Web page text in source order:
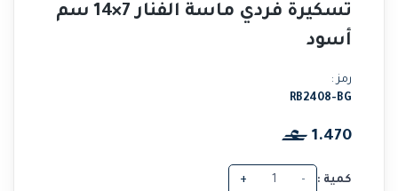
تسكيرة فردي ماسة الفنار 7×14 سم
أسود
رمز :
RB2408-BG
1.470
كمية : -
+